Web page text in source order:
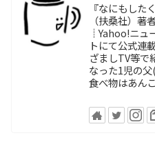
『なにもした
（扶桑社）
┊Yahoo!ニュ
トにて公式
ざましTV等
なった1児の
食べ物はあんこ